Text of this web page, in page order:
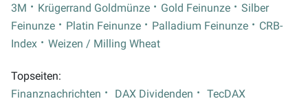
3M
Krügerrand Goldmünze Gold Feinunze
Silber
Feinunze
Platin Feinunze Palladium Feinunze
CRB-
Index
Weizen / Milling Wheat
Topseiten:
Finanznachrichten
DAX Dividenden
TecDAX